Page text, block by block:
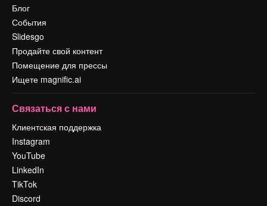
Блог
События
Slidesgo
Продайте свой контент
Помещение для прессы
Ищете magnific.ai
Связаться с нами
Клиентская поддержка
Instagram
YouTube
LinkedIn
TikTok
Discord